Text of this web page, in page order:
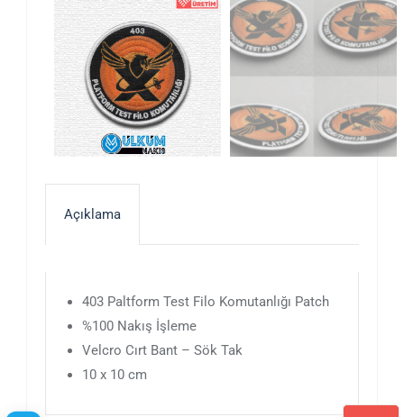
Açıklama
403 Paltform Test Filo Komutanlığı Patch
%100 Nakış İşleme
Velcro Cırt Bant – Sök Tak
10 x 10 cm